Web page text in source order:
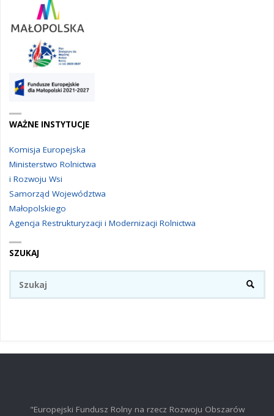
WAŻNE INSTYTUCJE
Komisja Europejska
Ministerstwo Rolnictwa
i Rozwoju Wsi
Samorząd Województwa
Małopolskiego
Agencja Restrukturyzacji i Modernizacji Rolnictwa
SZUKAJ
"Europejski Fundusz Rolny na rzecz Rozwoju Obszarów